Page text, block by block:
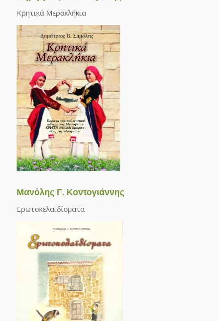
Κρητικά Μερακλήκια
Μανόλης Γ. Κοντογιάννης
Ερωτοκελαϊδίσματα